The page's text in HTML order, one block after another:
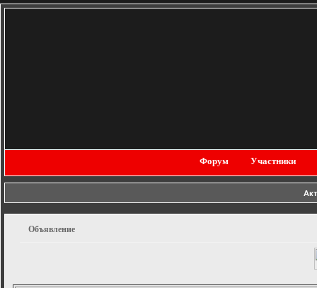
Форум Участники
Объявление